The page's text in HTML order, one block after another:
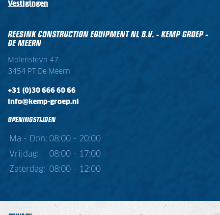
Vestigingen
REESINK CONSTRUCTION EQUIPMENT NL B.V. - KEMP GROEP -
DE MEERN
Molensteyn 47
3454 PT De Meern
+31 (0)30 666 60 66
info@kemp-groep.nl
OPENINGSTIJDEN
Ma - Don: 08:00 - 20:00
Vrijdag:
08:00 - 17:00
Zaterdag:
08:00 - 12:00